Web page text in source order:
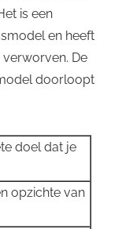
is een
en heeft
De
doorloopt
doel dat je
opzichte van